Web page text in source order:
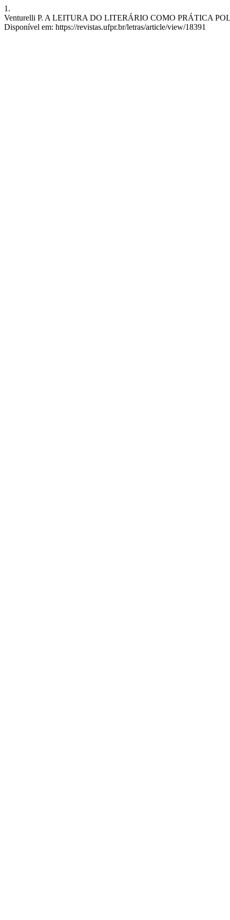
1.
Venturelli P. A LEITURA DO LITERÁRIO COMO PRÁTICA
Disponível em: https://revistas.ufpr.br/letras/article/view/18391